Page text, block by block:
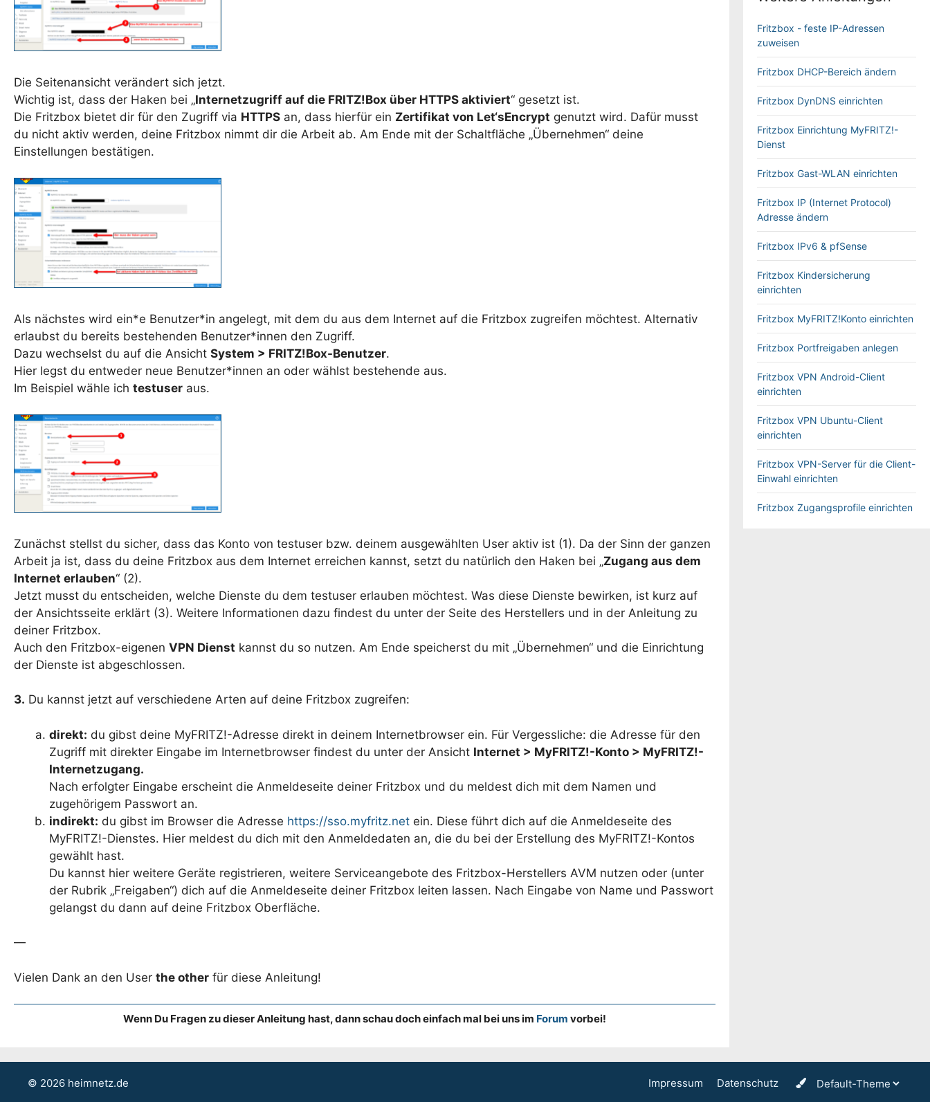
Die Seitenansicht verändert sich jetzt.
Wichtig ist, dass der Haken bei „Internetzugriff auf die FRITZ!Box über HTTPS aktiviert“ gesetzt ist.
Die Fritzbox bietet dir für den Zugriff via HTTPS an, dass hierfür ein Zertifikat von Let‘sEncrypt genutzt wird. Dafür musst
du nicht aktiv werden, deine Fritzbox nimmt dir die Arbeit ab. Am Ende mit der Schaltfläche „Übernehmen“ deine
Einstellungen bestätigen.
Als nächstes wird ein*e Benutzer*in angelegt, mit dem du aus dem Internet auf die Fritzbox zugreifen möchtest. Alternativ
erlaubst du bereits bestehenden Benutzer*innen den Zugriff.
Dazu wechselst du auf die Ansicht System > FRITZ!Box-Benutzer.
Hier legst du entweder neue Benutzer*innen an oder wählst bestehende aus.
Im Beispiel wähle ich testuser aus.
Zunächst stellst du sicher, dass das Konto von testuser bzw. deinem ausgewählten User aktiv ist (1). Da der Sinn der ganzen
Arbeit ja ist, dass du deine Fritzbox aus dem Internet erreichen kannst, setzt du natürlich den Haken bei „Zugang aus dem
Internet erlauben“ (2).
Jetzt musst du entscheiden, welche Dienste du dem testuser erlauben möchtest. Was diese Dienste bewirken, ist kurz auf
der Ansichtsseite erklärt (3). Weitere Informationen dazu findest du unter der Seite des Herstellers und in der Anleitung zu
deiner Fritzbox.
Auch den Fritzbox-eigenen VPN Dienst kannst du so nutzen. Am Ende speicherst du mit „Übernehmen“ und die Einrichtung
der Dienste ist abgeschlossen.
3. Du kannst jetzt auf verschiedene Arten auf deine Fritzbox zugreifen:
direkt: du gibst deine MyFRITZ!-Adresse direkt in deinem Internetbrowser ein. Für Vergessliche: die Adresse für den
Zugriff mit direkter Eingabe im Internetbrowser findest du unter der Ansicht Internet > MyFRITZ!-Konto > MyFRITZ!-
Internetzugang.
Nach erfolgter Eingabe erscheint die Anmeldeseite deiner Fritzbox und du meldest dich mit dem Namen und
zugehörigem Passwort an.
indirekt: du gibst im Browser die Adresse https://sso.myfritz.net ein. Diese führt dich auf die Anmeldeseite des
MyFRITZ!-Dienstes. Hier meldest du dich mit den Anmeldedaten an, die du bei der Erstellung des MyFRITZ!-Kontos
gewählt hast.
Du kannst hier weitere Geräte registrieren, weitere Serviceangebote des Fritzbox-Herstellers AVM nutzen oder (unter
der Rubrik „Freigaben“) dich auf die Anmeldeseite deiner Fritzbox leiten lassen. Nach Eingabe von Name und Passwort
gelangst du dann auf deine Fritzbox Oberfläche.
—
Vielen Dank an den User the other für diese Anleitung!
Wenn Du Fragen zu dieser Anleitung hast, dann schau doch einfach mal bei uns im Forum vorbei!
Fritzbox - feste IP-Adressen
zuweisen
Fritzbox DHCP-Bereich ändern
Fritzbox DynDNS einrichten
Fritzbox Einrichtung MyFRITZ!-
Dienst
Fritzbox Gast-WLAN einrichten
Fritzbox IP (Internet Protocol)
Adresse ändern
Fritzbox IPv6 & pfSense
Fritzbox Kindersicherung
einrichten
Fritzbox MyFRITZ!Konto einrichten
Fritzbox Portfreigaben anlegen
Fritzbox VPN Android-Client
einrichten
Fritzbox VPN Ubuntu-Client
einrichten
Fritzbox VPN-Server für die Client-
Einwahl einrichten
Fritzbox Zugangsprofile einrichten
Impressum Datenschutz
© 2026 heimnetz.de